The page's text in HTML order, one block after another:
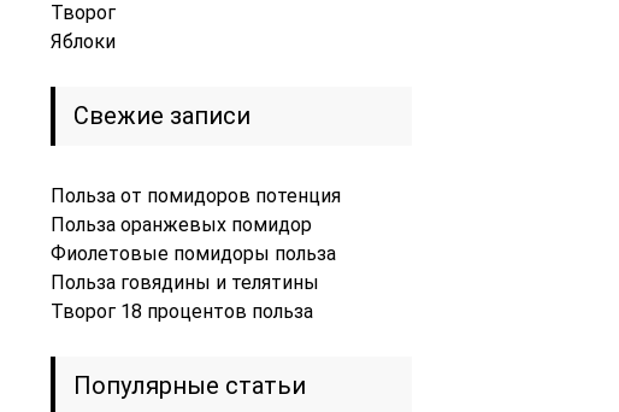
Творог
Яблоки
Свежие записи
Польза от помидоров потенция
Польза оранжевых помидор
Фиолетовые помидоры польза
Польза говядины и телятины
Творог 18 процентов польза
Популярные статьи